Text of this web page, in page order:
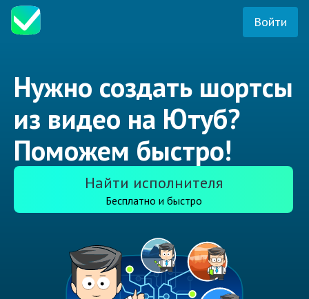
Войти
Нужно создать шортсы
из видео на Ютуб?
Поможем быстро!
Найти исполнителя
Бесплатно и быстро